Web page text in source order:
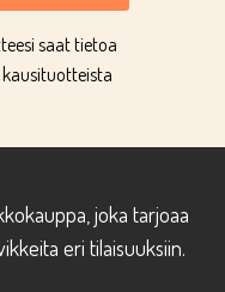
saat tietoa
joka tarjoaa
eri tilaisuuksiin.